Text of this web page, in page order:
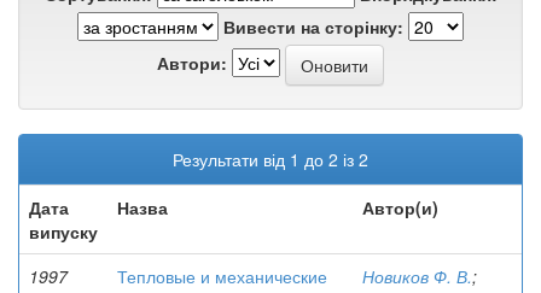
Вивести на сторінку:
Автори:
Результати від 1 до 2 із 2
Дата
випуску
Назва Автор(и)
1997
Тепловые и механические
Новиков Ф. В.;